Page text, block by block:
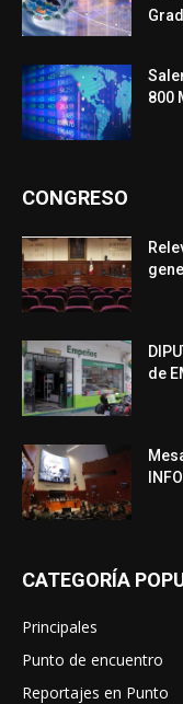
800
CONGRESO
de
CATEGORÍA
Principales
Punto de encuentro
Reportajes en Punto